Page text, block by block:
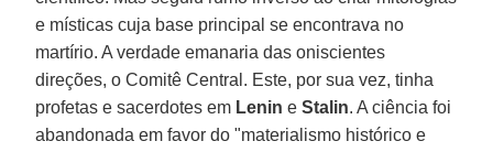
e místicas cuja base principal se encontrava no
martírio. A verdade emanaria das oniscientes
direções, o Comitê Central. Este, por sua vez, tinha
profetas e sacerdotes em Lenin eStalin. A ciência foi
abandonada em favor do "materialismo histórico e